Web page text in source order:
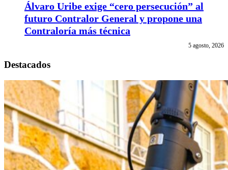
Álvaro Uribe exige “cero persecución” al
futuro Contralor General y propone una
Contraloría más técnica
5 agosto, 2026
Destacados